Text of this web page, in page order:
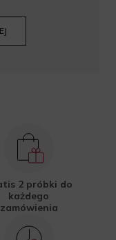
2 próbki do
każdego
zamówienia